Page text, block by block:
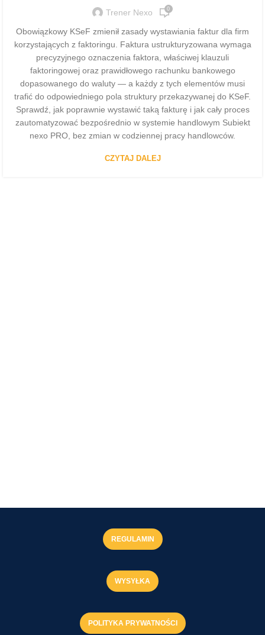
Trener Nexo 0
Obowiązkowy KSeF zmienił zasady wystawiania faktur dla firm
korzystających z faktoringu. Faktura ustrukturyzowana wymaga
precyzyjnego oznaczenia faktora, właściwej klauzuli
faktoringowej oraz prawidłowego rachunku bankowego
dopasowanego do waluty — a każdy z tych elementów musi
trafić do odpowiedniego pola struktury przekazywanej do KSeF.
Sprawdź, jak poprawnie wystawić taką fakturę i jak cały proces
zautomatyzować bezpośrednio w systemie handlowym Subiekt
nexo PRO, bez zmian w codziennej pracy handlowców.
CZYTAJ DALEJ
REGULAMIN
WYSYŁKA
POLITYKA PRYWATNOŚCI